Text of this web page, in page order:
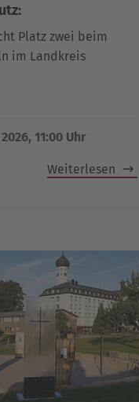
Platz zwei beim
im Landkreis
11:00 Uhr
Weiterlesen